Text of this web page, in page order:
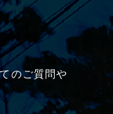
のご質問や